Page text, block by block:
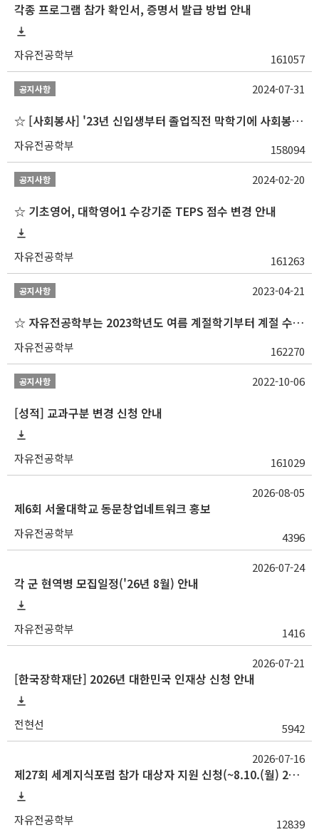
각종 프로그램 참가 확인서, 증명서 발급 방법 안내
자유전공학부 161057
공지사항
☆ [사회봉사] '23년 신입생부터 졸업직전 막학기에 사회봉사1,2,3 수강 불가
자유전공학부 158094
2024-07-31
공지사항
☆ 기초영어, 대학영어1 수강기준 TEPS 점수 변경 안내
자유전공학부 161263
2024-02-20
공지사항
☆ 자유전공학부는 2023학년도 여름 계절학기부터 계절 수업을 개설하지 않습니다 ☆
자유전공학부 162270
2023-04-21
공지사항
[성적] 교과구분 변경 신청 안내
자유전공학부 161029
2022-10-06
제6회 서울대학교 동문창업네트워크 홍보
자유전공학부 4396
2026-08-05
각 군 현역병 모집일정('26년 8월) 안내
자유전공학부 1416
2026-07-24
[한국장학재단] 2026년 대한민국 인재상 신청 안내
전현선 5942
2026-07-21
제27회 세계지식포럼 참가 대상자 지원 신청(~8.10.(월) 23:59)
자유전공학부 12839
2026-07-16